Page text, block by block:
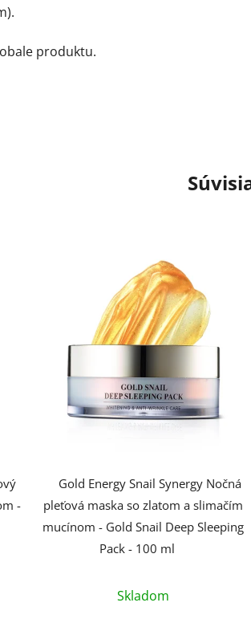
produktu.
-
Gold Energy Snail Synergy Nočná
pleťová maska so zlatom a slimačím
mucínom - Gold Snail Deep Sleeping
Pack - 100 ml
hodnotenie
Skladom